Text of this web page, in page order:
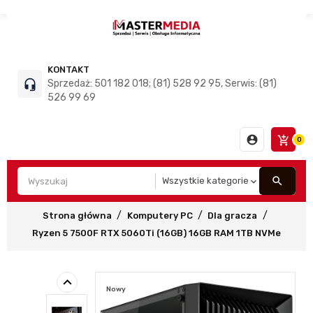
headset_mic
KONTAKT
Sprzedaż: 501 182 018; (81) 528 92 95, Serwis: (81)
526 99 69
add_shopping_cart 0
account_circle
search
Strona główna Komputery PC
Dla gracza
Ryzen 5 7500F RTX 5060Ti (16GB) 16GB RAM 1TB NVMe
Nowy
keyboard_arrow_left